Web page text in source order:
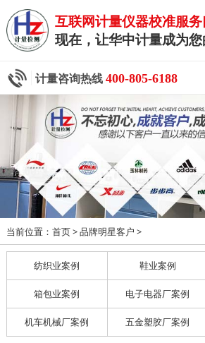
互联网计量仪器校准服
现在，让华中计量成为
计量咨询热线 400-805-6188
当前位置： 首页> 品牌明星客户 >
纺织业案例 鞋业案例
箱包业案例 电子电器厂案例
机车机械厂案例 五金塑胶厂案例